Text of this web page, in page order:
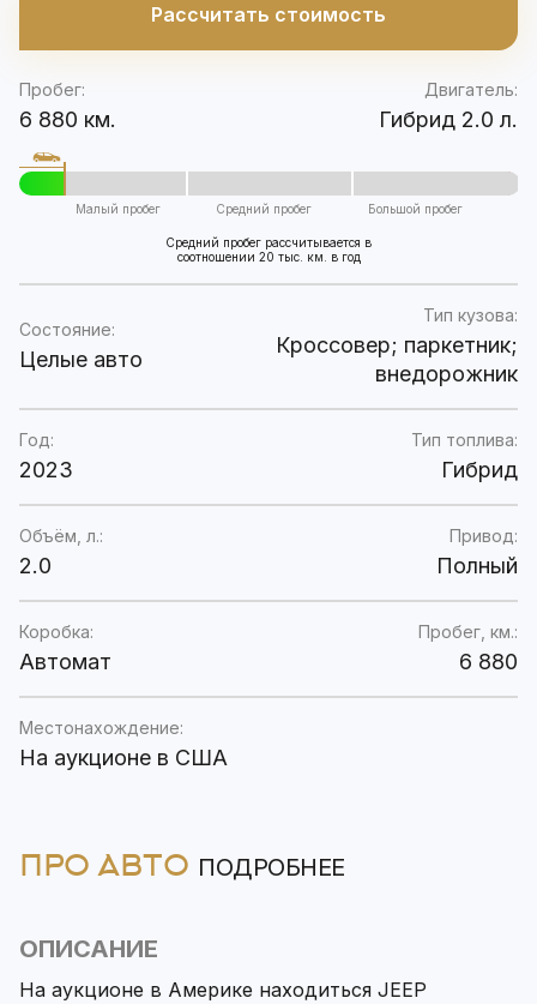
Рассчитать стоимость
Пробег:
6 880 км.
Двигатель:
Гибрид 2.0 л.
Малый пробег Средний пробег Большой пробег
Средний пробег рассчитывается в
соотношении 20 тыс. км. в год
Состояние:
Целые авто
Тип кузова:
Кроссовер; паркетник;
внедорожник
Год:
2023
Тип топлива:
Гибрид
Объём, л.:
2.0
Привод:
Полный
Коробка:
Автомат
Пробег, км.:
6 880
Местонахождение:
На аукционе в США
ПРО АВТО ПОДРОБНЕЕ
ОПИСАНИЕ
На аукционе в Америке находиться JEEP